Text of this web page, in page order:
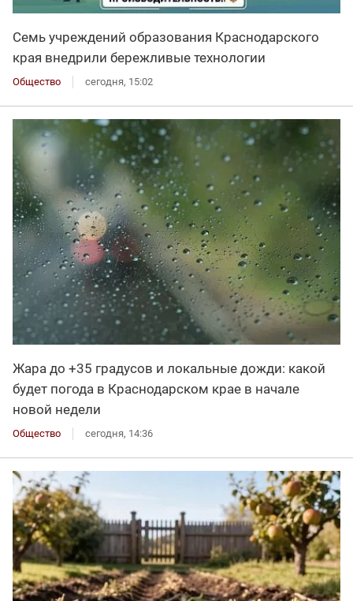
Семь учреждений образования Краснодарского
края внедрили бережливые технологии
Общество сегодня, 15:02
Жара до +35 градусов и локальные дожди: какой
будет погода в Краснодарском крае в начале
новой недели
Общество сегодня, 14:36